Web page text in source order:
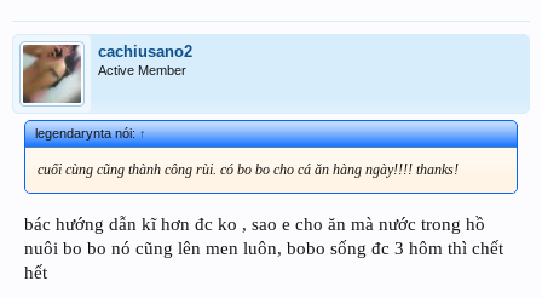
cachiusano2
Active Member
legendarynta nói:↑
cuối cùng cũng thành công rùi. có bo bo cho cá ăn hàng ngày!!!! thanks!
bác hướng dẫn kĩ hơn đc ko , sao e cho ăn mà nước trong hồ
nuôi bo bo nó cũng lên men luôn, bobo sống đc 3 hôm thì chết
hết